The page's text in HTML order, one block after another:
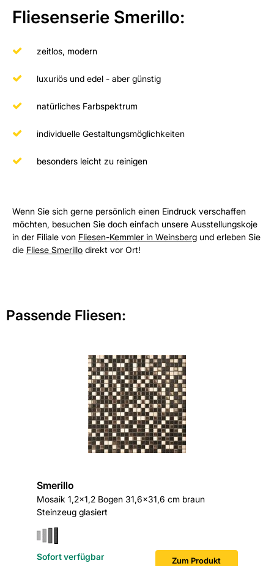
Fliesenserie Smerillo:
zeitlos, modern
luxuriös und edel - aber günstig
natürliches Farbspektrum
individuelle Gestaltungsmöglichkeiten
besonders leicht zu reinigen
Wenn Sie sich gerne persönlich einen Eindruck verschaffen
möchten, besuchen Sie doch einfach unsere Ausstellungskoje
in der Filiale von Fliesen-Kemmler in Weinsberg und erleben Sie
die Fliese Smerillo direkt vor Ort!
Passende Fliesen:
Smerillo
Mosaik 1,2x1,2 Bogen 31,6x31,6 cm braun
Steinzeug glasiert
Zum Produkt
Sofort verfügbar